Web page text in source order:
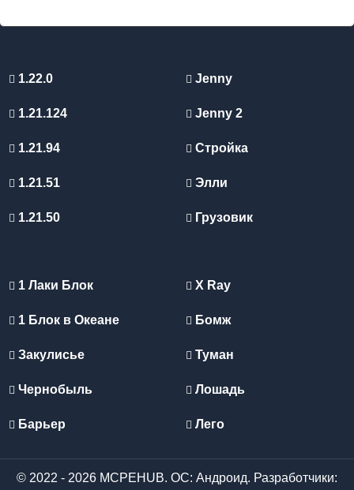
1.22.0
1.21.124
1.21.94
1.21.51
1.21.50
Jenny
Jenny 2
Стройка
Элли
Грузовик
1 Лаки Блок
1 Блок в Океане
Закулисье
Чернобыль
Барьер
X Ray
Бомж
Туман
Лошадь
Лего
© 2022 - 2026 MCPEHUB. ОС: Андроид. Разработчики: